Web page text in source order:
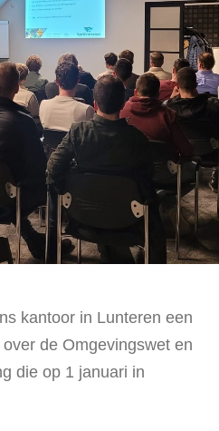
kantoor in Lunteren een
de Omgevingswet en
die op 1 januari in